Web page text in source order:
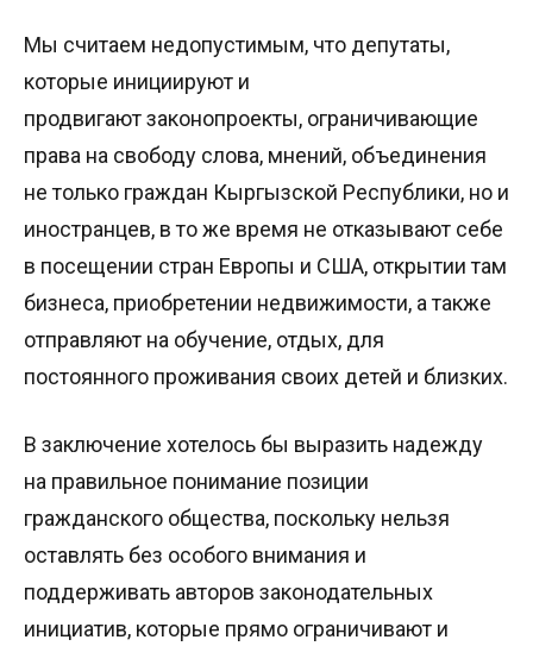
Мы считаем недопустимым, что депутаты,
которые инициируют и
продвигают законопроекты, ограничивающие
права на свободу слова, мнений, объединения
не только граждан Кыргызской Республики, но и
иностранцев, в то же время не отказывают себе
в посещении стран Европы и США, открытии там
бизнеса, приобретении недвижимости, а также
отправляют на обучение, отдых, для
постоянного проживания своих детей и близких.
В заключение хотелось бы выразить надежду
на правильное понимание позиции
гражданского общества, поскольку нельзя
оставлять без особого внимания и
поддерживать авторов законодательных
инициатив, которые прямо ограничивают и